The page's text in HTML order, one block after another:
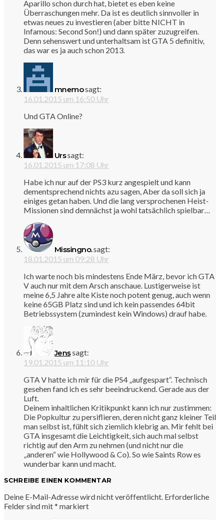
Aparillo schon durch hat, bietet es eben keine
Überraschungen mehr. Da ist es deutlich sinnvoller in
etwas neues zu investieren (aber bitte NICHT in
Infamous: Second Son!) und dann später zuzugreifen.
Denn sehenswert und unterhaltsam ist GTA 5 definitiv,
das war es ja auch schon 2013.
mnemosagt:
16.01.2015 um 16:50 Uhr
Und GTA Online?
Urssagt:
16.01.2015 um 17:08 Uhr
Habe ich nur auf der PS3 kurz angespielt und kann
dementsprechend nichts azu sagen, Aber da soll sich ja
einiges getan haben. Und die lang versprochenen Heist-
Missionen sind demnächst ja wohl tatsächlich spielbar…
Missingno.sagt:
18.01.2015 um 09:28 Uhr
Ich warte noch bis mindestens Ende März, bevor ich GTA
V auch nur mit dem Arsch anschaue. Lustigerweise ist
meine 6,5 Jahre alte Kiste noch potent genug, auch wenn
keine 65GB Platz sind und ich kein passendes 64bit
Betriebssystem (zumindest kein Windows) drauf habe.
Jenssagt:
19.01.2015 um 11:10 Uhr
GTA V hatte ich mir für die PS4 „aufgespart“. Technisch
gesehen fand ich es sehr beeindruckend. Gerade aus der
Luft.
Deinem inhaltlichen Kritikpunkt kann ich nur zustimmen:
Die Popkultur zu persiflieren, deren nicht ganz kleiner Teil
man selbst ist, fühlt sich ziemlich klebrig an. Mir fehlt bei
GTA insgesamt die Leichtigkeit, sich auch mal selbst
richtig auf den Arm zu nehmen (und nicht nur die
„anderen“ wie Hollywood & Co). So wie Saints Row es
wunderbar kann und macht.
SCHREIBE EINEN KOMMENTAR
Deine E-Mail-Adresse wird nicht veröffentlicht. Erforderliche
Felder sind mit* markiert